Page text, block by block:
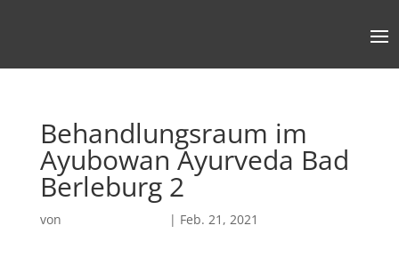
Behandlungsraum im
Ayubowan Ayurveda Bad
Berleburg 2
von | Feb. 21, 2021